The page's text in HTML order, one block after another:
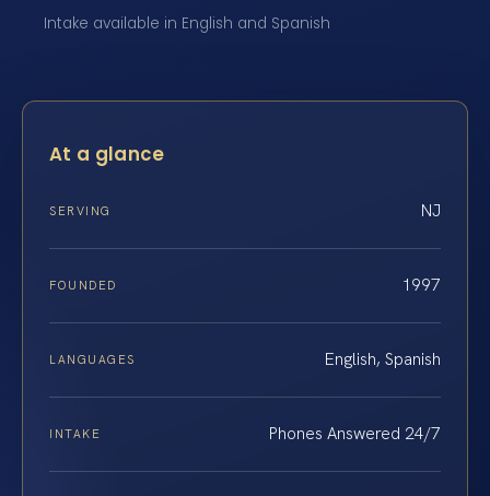
Intake available in English and Spanish
At a glance
SERVING NJ
FOUNDED 1997
LANGUAGES English, Spanish
INTAKE Phones Answered 24/7